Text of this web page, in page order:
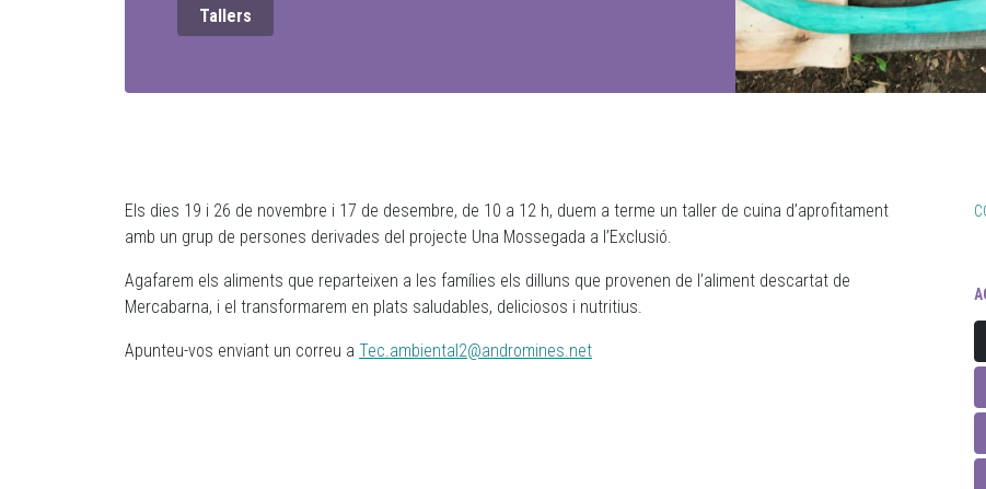
Tallers
Els dies 19 i 26 de novembre i 17 de desembre, de 10 a 12 h, duem a terme un taller de cuina d’aprofitament
amb un grup de persones derivades del projecte Una Mossegada a l’Exclusió.
Agafarem els aliments que reparteixen a les famílies els dilluns que provenen de l’aliment descartat de
Mercabarna, i el transformarem en plats saludables, deliciosos i nutritius.
Apunteu-vos enviant un correu a Tec.ambiental2@andromines.net